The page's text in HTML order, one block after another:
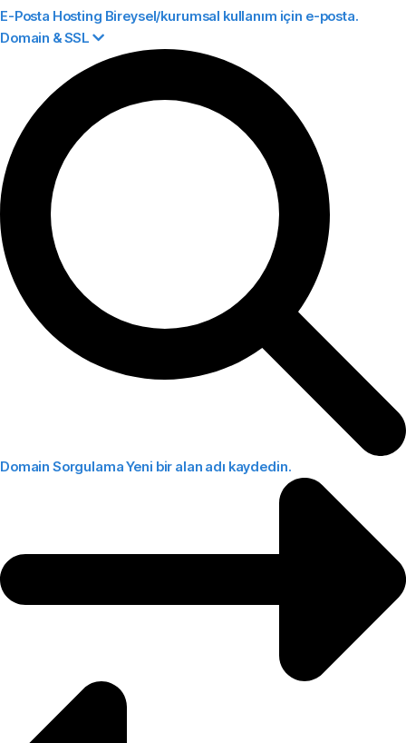
E-Posta Hosting Bireysel/kurumsal kullanım için e-posta.
Domain & SSL
Domain SorgulamaYeni bir alan adı kaydedin.